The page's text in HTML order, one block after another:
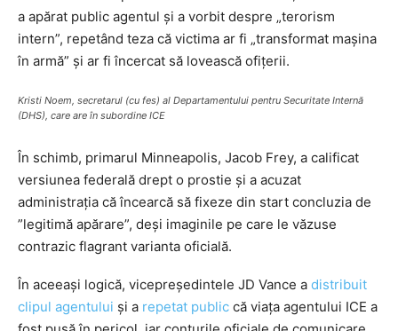
a apărat public agentul și a vorbit despre „terorism
intern”, repetând teza că victima ar fi „transformat mașina
în armă” și ar fi încercat să lovească ofițerii.
Kristi Noem, secretarul (cu fes) al Departamentului pentru Securitate Internă
(DHS), care are în subordine ICE
În schimb, primarul Minneapolis, Jacob Frey, a calificat
versiunea federală drept o prostie și a acuzat
administrația că încearcă să fixeze din start concluzia de
”legitimă apărare”, deși imaginile pe care le văzuse
contrazic flagrant varianta oficială.
În aceeași logică, vicepreședintele JD Vance a distribuit
clipul agentului și a repetat public că viața agentului ICE a